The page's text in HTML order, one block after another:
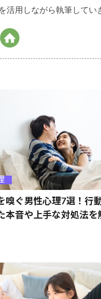
を活用しながら執筆してい
嗅ぐ男性心理7選！行
本音や上手な対処法を